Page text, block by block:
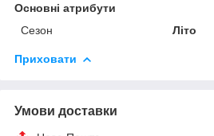
Основні атрибути
Сезон
Літо
Приховати
Умови доставки